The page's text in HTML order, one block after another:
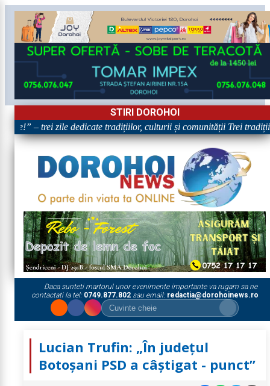
STIRI DOROHOI
– trei zile dedicate tradițiilor, culturii și comunității Trei tradiții.
Daca sunteti martorul unor evenimente importante va rugam sa ne
contactati la tel: 0749.877.802sau email: redactia@dorohoinews.ro
Lucian Trufin: „În județul
Botoșani PSD a câștigat - punct”